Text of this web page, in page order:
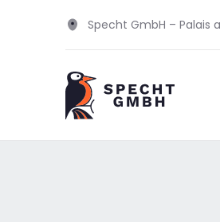
Specht GmbH – Palais